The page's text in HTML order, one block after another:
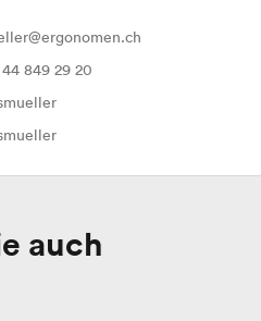
44 849 29 20
auch